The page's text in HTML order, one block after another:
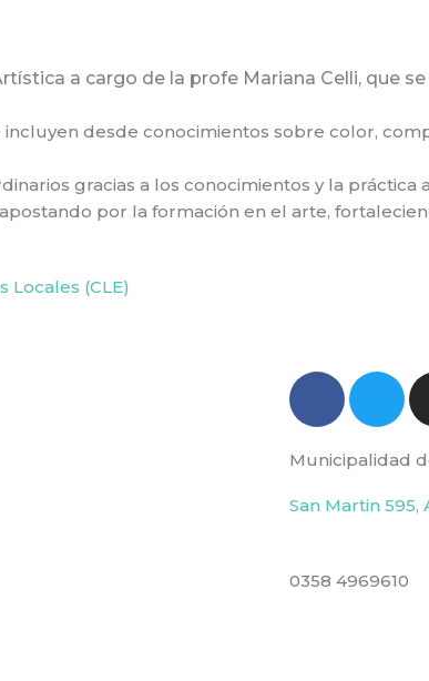
a cargo de la profe Mariana Celli, que
desde conocimientos sobre color,
gracias a los conocimientos y la
por la formación en el arte,
Locales (CLE)
F
e
b
o
k
T
w
t
t
e
Municipalidad
San Martin 595,
0358 4969610